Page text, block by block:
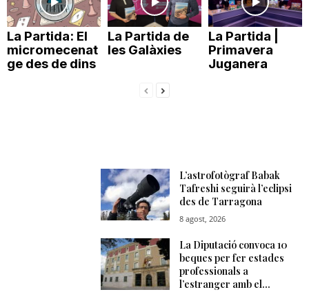
a
La Partida: El
micromecenat
ge des de dins
La Partida de
les Galàxies
La Partida |
Primavera
Juganera